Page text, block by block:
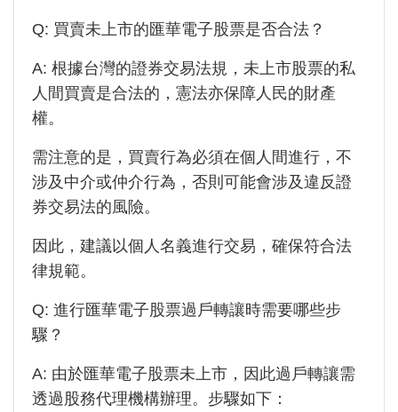
Q: 買賣未上市的匯華電子股票是否合法？
A: 根據台灣的證券交易法規，未上市股票的私
人間買賣是合法的，憲法亦保障人民的財產
權。
需注意的是，買賣行為必須在個人間進行，不
涉及中介或仲介行為，否則可能會涉及違反證
券交易法的風險。
因此，建議以個人名義進行交易，確保符合法
律規範。
Q: 進行匯華電子股票過戶轉讓時需要哪些步
驟？
A: 由於匯華電子股票未上市，因此過戶轉讓需
透過股務代理機構辦理。步驟如下：